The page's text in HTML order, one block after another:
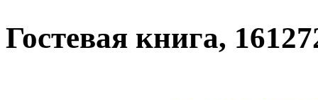
Гостевая книга,